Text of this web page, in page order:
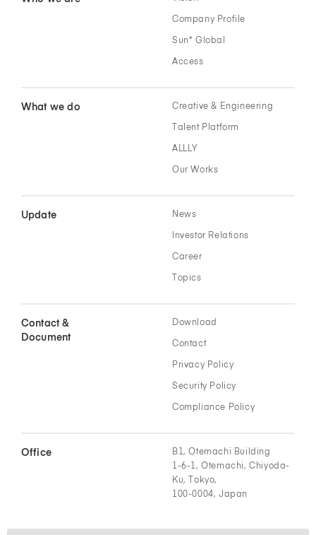
Company Profile
Sun* Global
Access
What we do Creative & Engineering
Talent Platform
ALLLY
Our Works
Update News
Investor Relations
Career
Topics
Contact &
Document
Download
Contact
Privacy Policy
Security Policy
Compliance Policy
Office
B1, Otemachi Building
1-6-1, Otemachi, Chiyoda-
Ku, Tokyo,
100-0004, Japan